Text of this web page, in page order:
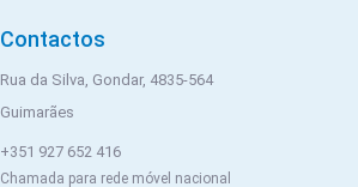
Contactos
Rua da Silva, Gondar, 4835-564
Guimarães
+351 927 652 416
Chamada para rede móvel nacional